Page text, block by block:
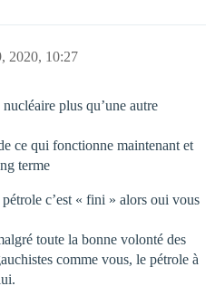
2020, 10:27
plus qu’une autre
ce qui fonctionne maintenant et
terme
c’est « fini » alors oui vous
toute la bonne volonté des
comme vous, le pétrole à